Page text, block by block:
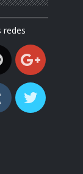
redes